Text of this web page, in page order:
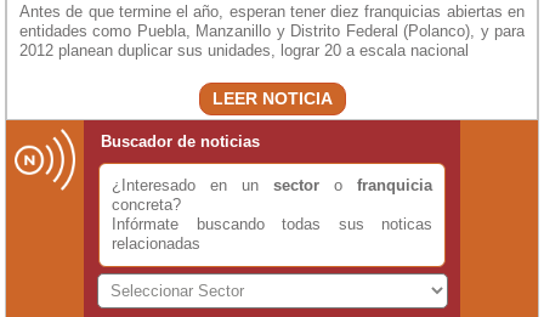
Antes de que termine el año, esperan tener diez franquicias abiertas en
entidades como Puebla, Manzanillo y Distrito Federal (Polanco), y para
2012 planean duplicar sus unidades, lograr 20 a escala nacional
LEER NOTICIA
Buscador de noticias
¿Interesado en un sector o franquicia
concreta?
Infórmate buscando todas sus noticas
relacionadas